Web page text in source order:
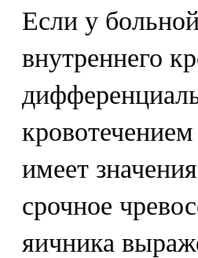
Если у
внутреннего
имеет
срочное
яичника